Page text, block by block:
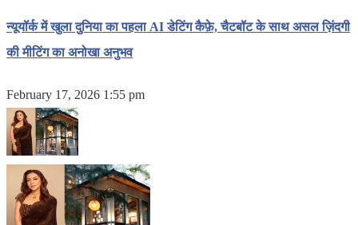
न्यूयॉर्क में खुला दुनिया का पहला AI डेटिंग कैफ़े, चैटबॉट के साथ असल ज़िंदगी
की मीटिंग का अनोखा अनुभव
February 17, 2026 1:55 pm